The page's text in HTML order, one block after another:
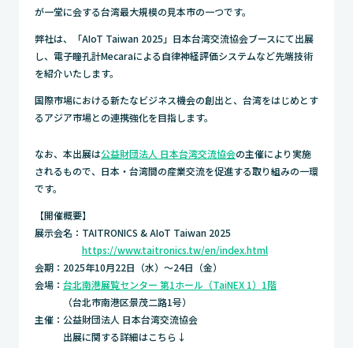
が一堂に会する台湾最大規模の見本市の一つです。
弊社は、「AIoT Taiwan 2025」日本台湾交流協会ブースにて出展
し、電子瞳孔計Mecaraによる自律神経評価システムなど先端技術
を紹介いたします。
国際市場における新たなビジネス機会の創出と、台湾をはじめとす
るアジア市場との連携強化を目指します。
なお、本出展は公益財団法人 日本台湾交流協会の主催により実施
されるもので、日本・台湾間の産業交流を促進する取り組みの一環
です。
【開催概要】
展示会名：TAITRONICS & AIoT Taiwan 2025
https://www.taitronics.tw/en/index.html
会期：2025年10月22日（水）～24日（金）
会場： 台北南港展覧センター 第1ホール（TaiNEX 1） 1階
（台北市南港区景茂二路1号）
主催：公益財団法人 日本台湾交流協会
出展に関する詳細はこちら↓